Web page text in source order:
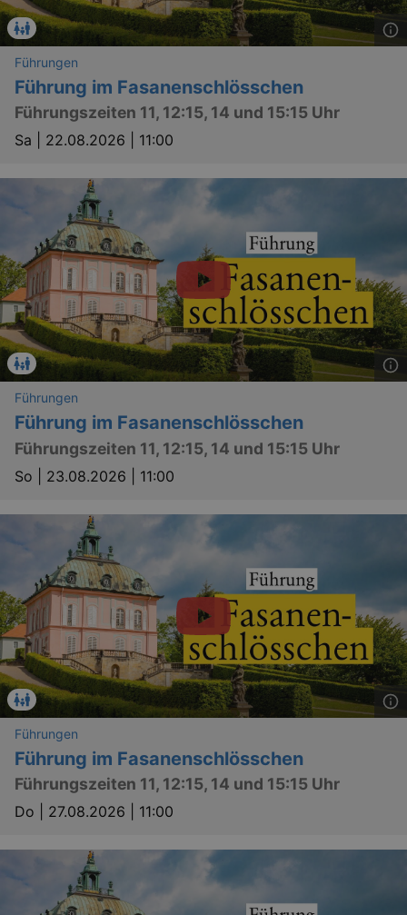
Führungen
Führung im Fasanenschlösschen
Führungszeiten 11, 12:15, 14 und 15:15 Uhr
Sa | 22.08.2026 | 11:00
Führungen
Führung im Fasanenschlösschen
Führungszeiten 11, 12:15, 14 und 15:15 Uhr
So | 23.08.2026 | 11:00
Führungen
Führung im Fasanenschlösschen
Führungszeiten 11, 12:15, 14 und 15:15 Uhr
Do | 27.08.2026 | 11:00